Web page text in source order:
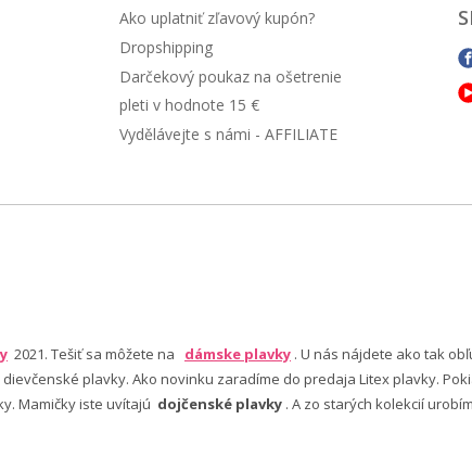
Ako uplatniť zľavový kupón?
Dropshipping
Darčekový poukaz na ošetrenie
pleti v hodnote 15 €
Vydělávejte s námi - AFFILIATE
2021. Tešiť sa môžete na dámske plavky . U nás nájdete ako tak
plavky. Ako novinku zaradíme do predaja Litex plavky.
Mamičky iste uvítajú dojčenské plavky . A zo starých kolekcií